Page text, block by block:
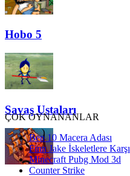
Hobo 5
Savaş Ustaları
ÇOK OYNANANLAR
Ben 10 Macera Adası
Finn Jake İskeletlere Karşı
Minecraft Pubg Mod 3d
Counter Strike